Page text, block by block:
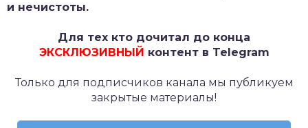
и нечистоты.
Для тех кто дочитал до конца
ЭКСКЛЮЗИВНЫЙ контент в Telegram
Только для подписчиков канала мы публикуем
закрытые материалы!